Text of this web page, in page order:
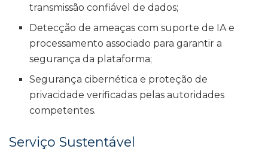
transmissão confiável de dados;
Detecção de ameaças com suporte de IA e
processamento associado para garantir a
segurança da plataforma;
Segurança cibernética e proteção de
privacidade verificadas pelas autoridades
competentes.
Serviço Sustentável